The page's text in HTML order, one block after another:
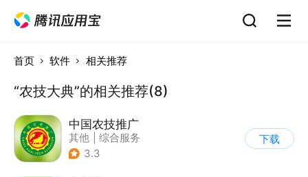
首页 软件 相关推荐
“农技大典”的相关推荐(8)
中国农技推广
其他
综合服务
3.3
下载